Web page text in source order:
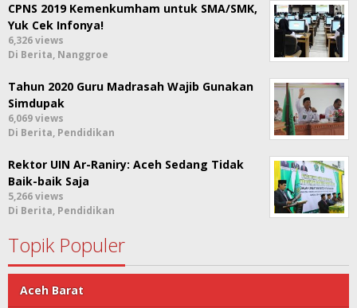
CPNS 2019 Kemenkumham untuk SMA/SMK,
Yuk Cek Infonya!
6,326 views
Di Berita, Nanggroe
Tahun 2020 Guru Madrasah Wajib Gunakan
Simdupak
6,069 views
Di Berita, Pendidikan
Rektor UIN Ar-Raniry: Aceh Sedang Tidak
Baik-baik Saja
5,266 views
Di Berita, Pendidikan
Topik Populer
Aceh Barat